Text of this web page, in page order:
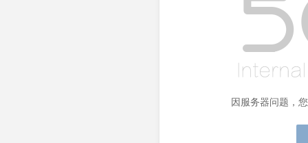
因服务器问题，